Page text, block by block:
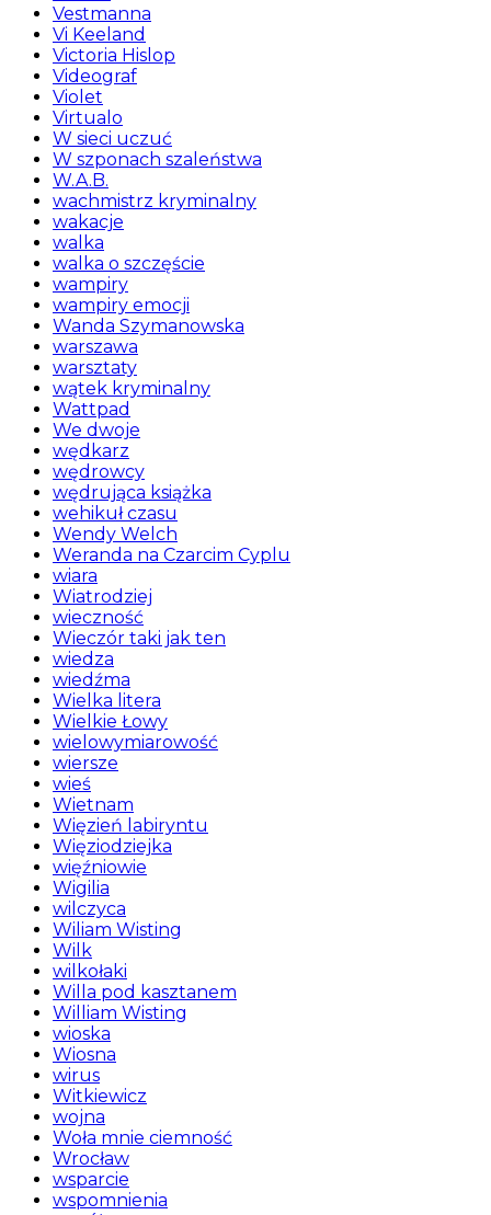
Vestmanna
Vi Keeland
Victoria Hislop
Videograf
Violet
Virtualo
W sieci uczuć
W szponach szaleństwa
W.A.B.
wachmistrz kryminalny
wakacje
walka
walka o szczęście
wampiry
wampiry emocji
Wanda Szymanowska
warszawa
warsztaty
wątek kryminalny
Wattpad
We dwoje
wędkarz
wędrowcy
wędrująca książka
wehikuł czasu
Wendy Welch
Weranda na Czarcim Cyplu
wiara
Wiatrodziej
wieczność
Wieczór taki jak ten
wiedza
wiedźma
Wielka litera
Wielkie Łowy
wielowymiarowość
wiersze
wieś
Wietnam
Więzień labiryntu
Więziodziejka
więźniowie
Wigilia
wilczyca
Wiliam Wisting
Wilk
wilkołaki
Willa pod kasztanem
William Wisting
wioska
Wiosna
wirus
Witkiewicz
wojna
Woła mnie ciemność
Wrocław
wsparcie
wspomnienia